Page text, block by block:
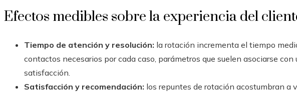
Efectos medibles sobre la experiencia del
Tiempo de atención y resolución: la rotación incrementa el tiempo
contactos necesarios por cada caso, parámetros que suelen asociarse
satisfacción.
Satisfacción y recomendación: los repuntes de rotación acostumbran a